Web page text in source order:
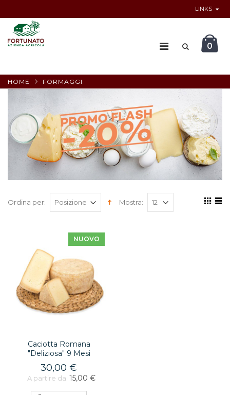
LINKS
0
HOME FORMAGGI
Ordina per: Mostra:
NUOVO
Caciotta Romana
"Deliziosa" 9 Mesi
30,00 €
A partire da: 15,00 €